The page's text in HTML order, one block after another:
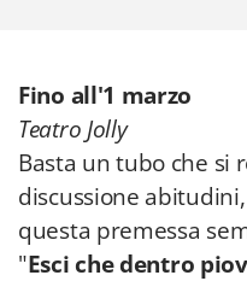
Fino all'1 marzo
Teatro Jolly
Basta un tubo che si
discussione
questa premessa
"Esci che dentro